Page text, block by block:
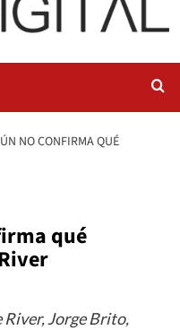
NO CONFIRMA QUÉ
qué
Jorge Brito,